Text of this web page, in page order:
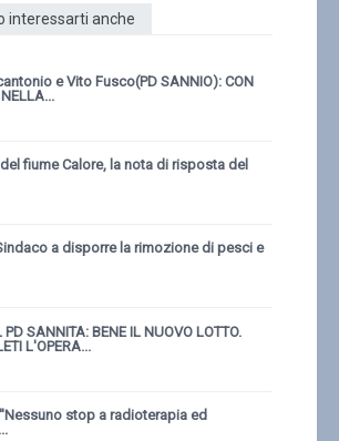
interessarti anche
e Vito Fusco(PD SANNIO): CON
fiume Calore, la nota di risposta del
a disporre la rimozione di pesci e
PD SANNITA: BENE IL NUOVO LOTTO.
L'OPERA...
stop a radioterapia ed